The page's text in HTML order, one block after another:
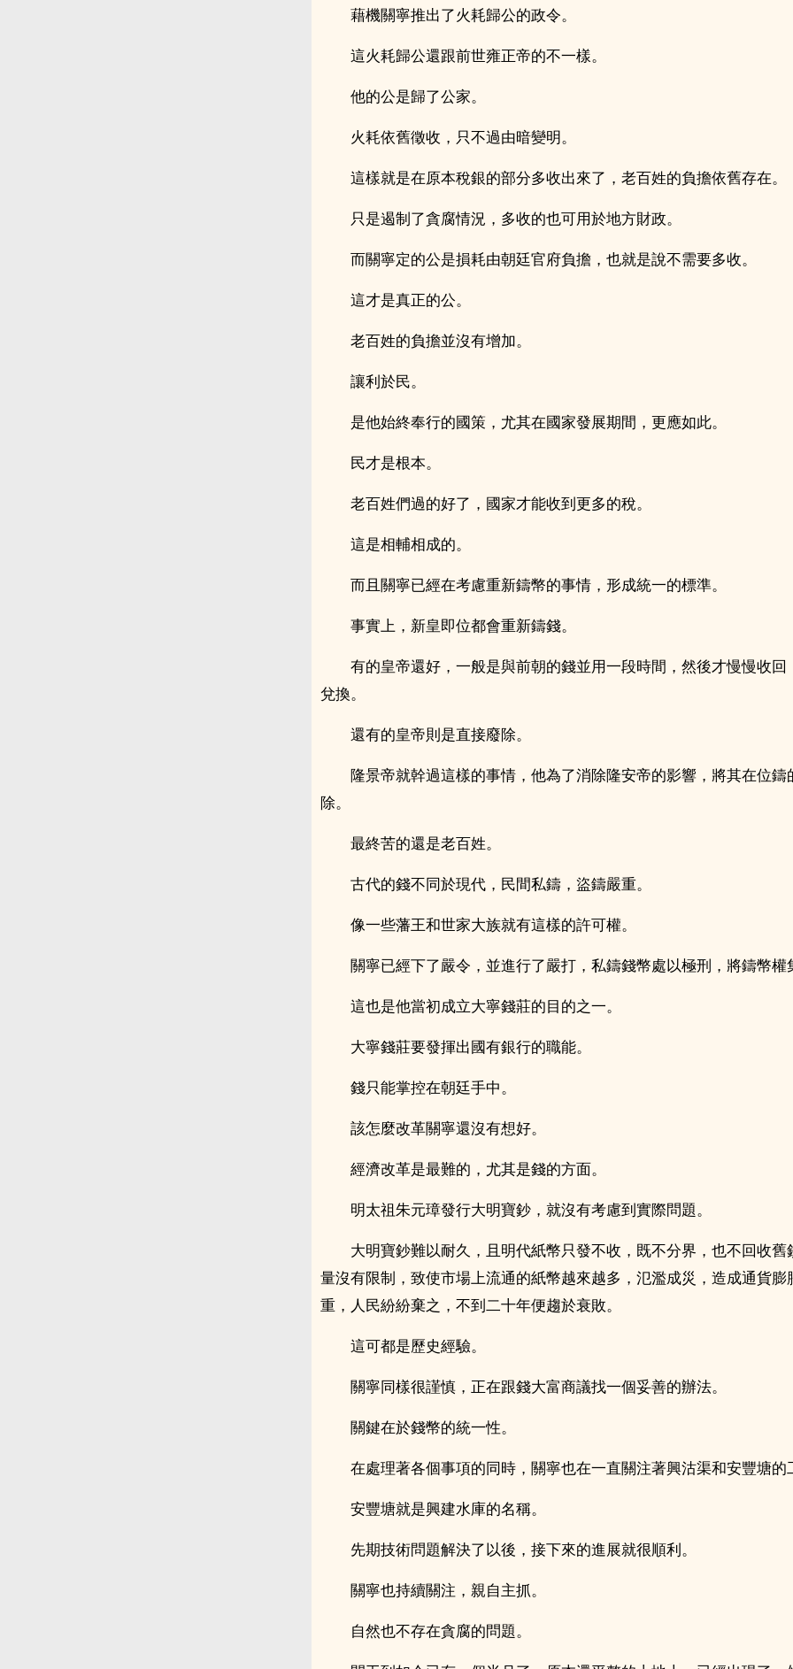
藉機關寧推出了火耗歸公的政令。
這火耗歸公還跟前世雍正帝的不一樣。
他的公是歸了公家。
火耗依舊徵收，只不過由暗變明。
這樣就是在原本稅銀的部分多收出來了，老百姓的負擔依舊存在。
只是遏制了貪腐情況，多收的也可用於地方財政。
而關寧定的公是損耗由朝廷官府負擔，也就是說不需要多收。
這才是真正的公。
老百姓的負擔並沒有增加。
讓利於民。
是他始終奉行的國策，尤其在國家發展期間，更應如此。
民才是根本。
老百姓們過的好了，國家才能收到更多的稅。
這是相輔相成的。
而且關寧已經在考慮重新鑄幣的事情，形成統一的標準。
事實上，新皇即位都會重新鑄錢。
有的皇帝還好，一般是與前朝的錢並用一段時間，然後才慢慢收回
兌換。
還有的皇帝則是直接廢除。
隆景帝就幹過這樣的事情，他為了消除隆安帝的影響，將其在位鑄
除。
最終苦的還是老百姓。
古代的錢不同於現代，民間私鑄，盜鑄嚴重。
像一些藩王和世家大族就有這樣的許可權。
關寧已經下了嚴令，並進行了嚴打，私鑄錢幣處以極刑，將鑄幣權
這也是他當初成立大寧錢莊的目的之一。
大寧錢莊要發揮出國有銀行的職能。
錢只能掌控在朝廷手中。
該怎麼改革關寧還沒有想好。
經濟改革是最難的，尤其是錢的方面。
明太祖朱元璋發行大明寶鈔，就沒有考慮到實際問題。
大明寶鈔難以耐久，且明代紙幣只發不收，既不分界，也不回收舊
量沒有限制，致使市場上流通的紙幣越來越多，氾濫成災，造成通貨膨
重，人民紛紛棄之，不到二十年便趨於衰敗。
這可都是歷史經驗。
關寧同樣很謹慎，正在跟錢大富商議找一個妥善的辦法。
關鍵在於錢幣的統一性。
在處理著各個事項的同時，關寧也在一直關注著興沽渠和安豐塘的
安豐塘就是興建水庫的名稱。
先期技術問題解決了以後，接下來的進展就很順利。
關寧也持續關注，親自主抓。
自然也不存在貪腐的問題。